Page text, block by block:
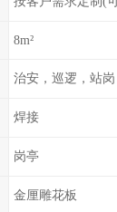
8m²
治安，巡逻，站岗
焊接
岗亭
金厘雕花板